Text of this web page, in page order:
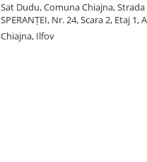
Sat Dudu, Comuna Chiajna, Strada
SPERANŢEI, Nr. 24, Scara 2, Etaj 1,
Chiajna, Ilfov